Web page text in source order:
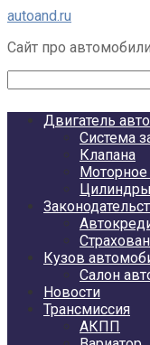
Перейти
контенту
autoand.ru
Сайт про автомобили
Двигатель
Система
Клапана
Моторное
Цилиндры
Кузов
Салон
Новости
Трансмиссия
АКПП